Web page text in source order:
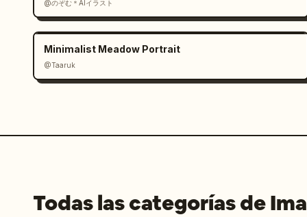
@のぞむ＊AIイラスト
Minimalist Meadow Portrait
@Taaruk
Todas las categorías de